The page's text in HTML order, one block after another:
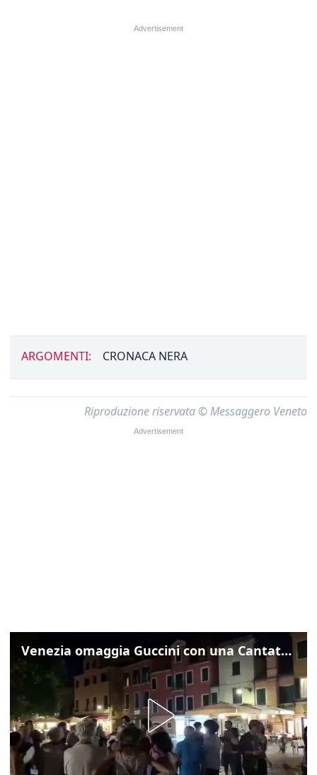
ARGOMENTI: CRONACA NERA
Riproduzione riservata © Messaggero Veneto
Venezia omaggia Guccini con una Cantata Anarchica in campo Santa Margherita